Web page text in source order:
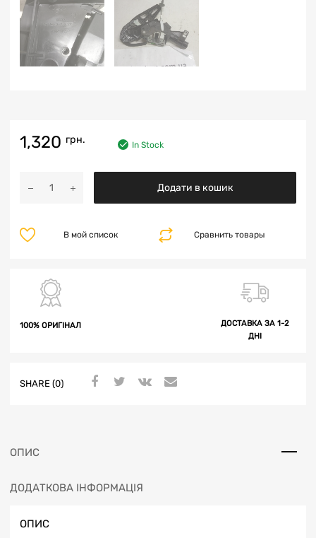
1,320 грн. In Stock
Додати в кошик
Сравнить товары
В мой список
100% ОРИГІНАЛ
ДОСТАВКА ЗА 1-2
ДНІ
SHARE (0)
ОПИС
ДОДАТКОВА ІНФОРМАЦІЯ
ОПИС